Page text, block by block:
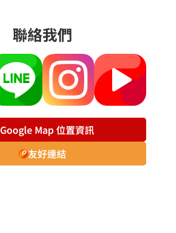
聯絡我們
Google Map 位置資訊
友好連結